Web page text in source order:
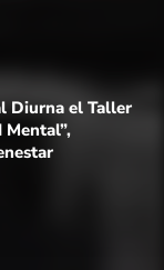
Diurna el Taller
Mental”,